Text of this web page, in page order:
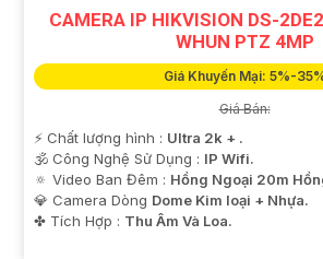
CAMERA IP HIKVISION DS-
WHUN PTZ 4MP
Giá Khuyến Mại: 5%-
Giá Bán:
️⚡ Chất lượng hình : Ultra 2k + .
🕉️ Công Nghệ Sử Dụng : IP Wifi.
🔅 Video Ban Đêm : Hồng Ngoại 20m
💎 Camera Dòng Dome Kim loại + Nhựa.
️✤ Tích Hợp : Thu Âm Và Loa.